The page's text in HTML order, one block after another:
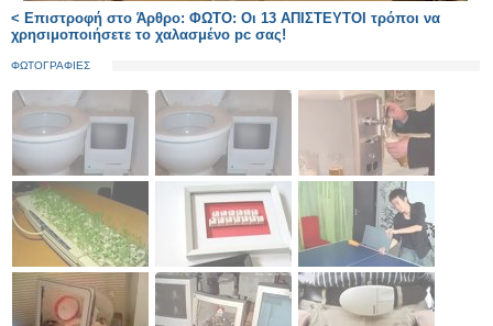
< Επιστροφή στο Άρθρο: ΦΩΤΟ: Οι 13 ΑΠΙΣΤΕΥΤΟΙ τρόποι να
χρησιμοποιήσετε το χαλασμένο pc σας!
ΦΩΤΟΓΡΑΦΙΕΣ